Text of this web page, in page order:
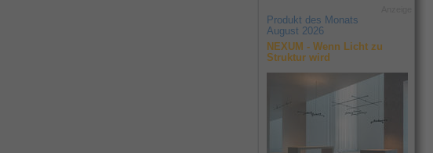
Produkt des Monats
August 2026
NEXUM - Wenn Licht zu
Struktur wird